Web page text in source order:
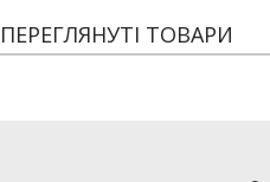
ПЕРЕГЛЯНУТІ ТОВАРИ